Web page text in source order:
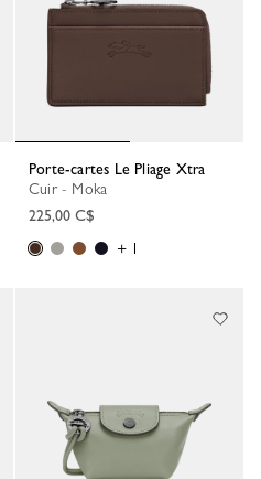
Porte-cartes Le Pliage Xtra
Cuir - Moka
225,00 C$
+ 1